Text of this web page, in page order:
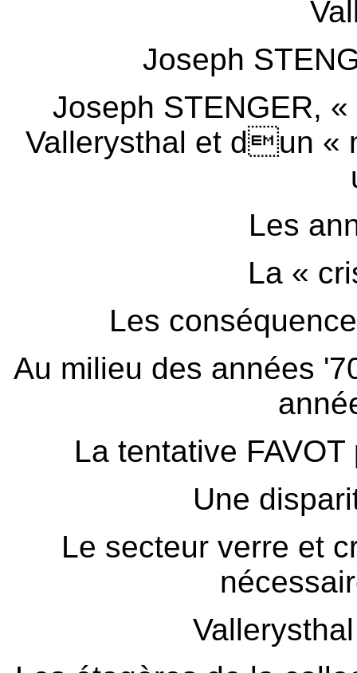
Joseph
Joseph STENGER,
Vallerysthal et dun «
Les
La «
Les
Au milieu des années
La tentative
Une
Le secteur verre et